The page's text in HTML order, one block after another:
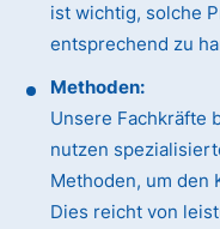
ist wichtig, solche
entsprechend zu
Methoden:
Unsere Fachkräfte
nutzen
Methoden, um den
Dies reicht von